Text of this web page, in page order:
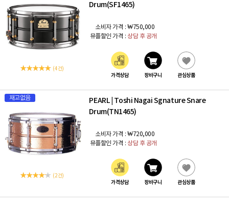
(4 건)
Drum(SF1465)
소비자 가격 : ₩750,000
뮤플할인 가격 : 상담 후 공개
가격상담 장바구니 관심상품
재고없음
(2 건)
PEARL Toshi Nagai Sgnature Snare
Drum(TN1465)
소비자 가격 : ₩720,000
뮤플할인 가격 : 상담 후 공개
가격상담 장바구니 관심상품